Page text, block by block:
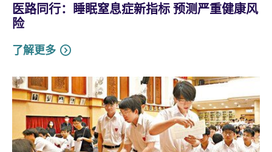
医路同行：睡眠窒息症新指标 预测严重健康风
险
了解更多